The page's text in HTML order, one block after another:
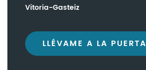
Vitoria-Gasteiz
LLÉVAME A LA PUERTA